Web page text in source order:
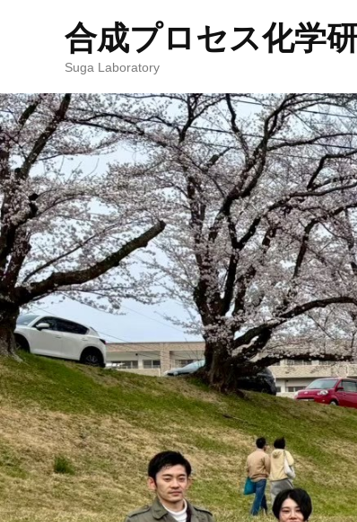
合成プロセス化学
Suga Laboratory